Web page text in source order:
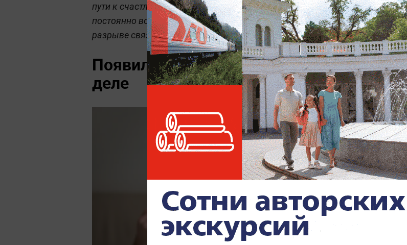
пути к счастливой жизни. Если чувство предательства не угасает, а мысли
постоянно возвращаются к тому, что было нарушено, стоит задуматься о
разрыве связи, чем пытаться жить в постоянном напряжении.
Появилась агрессия: словесная и на
деле